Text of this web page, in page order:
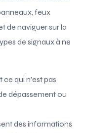
feux
de naviguer sur la
de signaux à ne
qui n’est pas
dépassement ou
des informations